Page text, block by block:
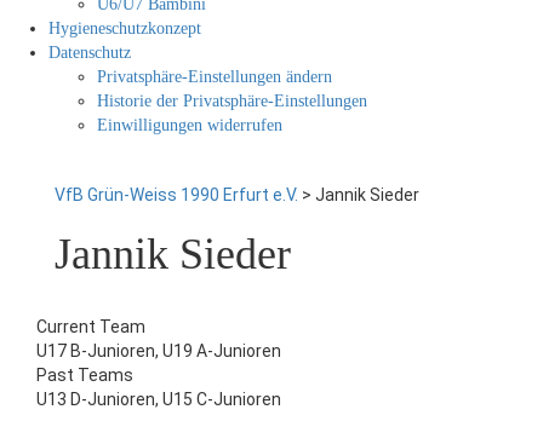
U6/U7 Bambini
Hygieneschutzkonzept
Datenschutz
Privatsphäre-Einstellungen ändern
Historie der Privatsphäre-Einstellungen
Einwilligungen widerrufen
VfB Grün-Weiss 1990 Erfurt e.V. > Jannik Sieder
Jannik Sieder
Current Team
U17 B-Junioren, U19 A-Junioren
Past Teams
U13 D-Junioren, U15 C-Junioren